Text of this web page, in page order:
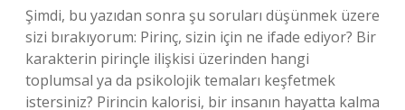
Şimdi, bu yazıdan sonra şu soruları düşünmek üzere
sizi bırakıyorum: Pirinç, sizin için ne ifade ediyor? Bir
karakterin pirinçle ilişkisi üzerinden hangi
toplumsal ya da psikolojik temaları keşfetmek
istersiniz? Pirincin kalorisi, bir insanın hayatta kalma